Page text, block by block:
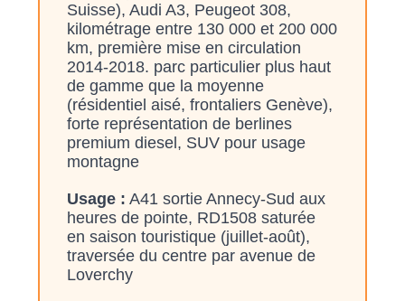
Suisse), Audi A3, Peugeot 308,
kilométrage entre 130 000 et 200 000
km, première mise en circulation
2014-2018. parc particulier plus haut
de gamme que la moyenne
(résidentiel aisé, frontaliers Genève),
forte représentation de berlines
premium diesel, SUV pour usage
montagne
Usage : A41 sortie Annecy-Sud aux
heures de pointe, RD1508 saturée
en saison touristique (juillet-août),
traversée du centre par avenue de
Loverchy